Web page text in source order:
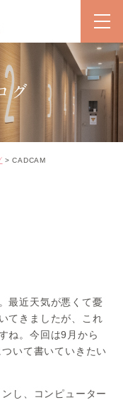
グ
CADCAM
最近天気が悪くて憂
てきましたが、これ
ね。今回は9月から
いて書いていきたい
し、コンピューター